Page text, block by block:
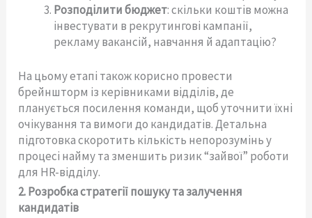
Розподілити бюджет: скільки коштів можна
інвестувати в рекрутингові кампанії,
рекламу вакансій, навчання й адаптацію?
На цьому етапі також корисно провести
брейншторм із керівниками відділів, де
планується посилення команди, щоб уточнити їхні
очікування та вимоги до кандидатів. Детальна
підготовка скоротить кількість непорозумінь у
процесі найму та зменшить ризик “зайвої” роботи
для HR-відділу.
2. Розробка стратегії пошуку та залучення
кандидатів